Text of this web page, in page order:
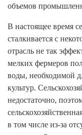
объемов
В настоящее время
сталкивается с
отрасль не так
мелких фермеров
воды, необходимой
культур.
недостаточно,
в том числе из-за